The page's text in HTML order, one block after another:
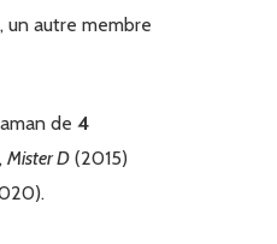
un autre membre
de 4
Mister D (2015)